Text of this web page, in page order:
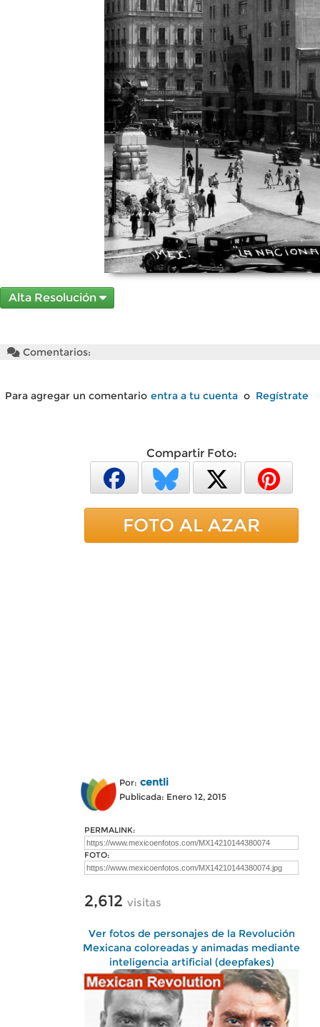
Alta Resolución
Comentarios:
Para agregar un comentario entra a tu cuenta o Regístrate
Compartir Foto:
FOTO AL AZAR
Por: centli
Publicada: Enero 12, 2015
PERMALINK:
FOTO:
2,612 visitas
Ver fotos de personajes de la Revolución
Mexicana coloreadas y animadas mediante
inteligencia artificial (deepfakes)